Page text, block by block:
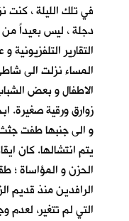
في تلك الليلة ، كنت
دجلة ، ليس بعيداً
التقارير التلفزيونية
المساء نزلت الى
الاطفال و بعض
زوارق ورقية صغيرة.
و الى جنبها طفت جثث
يتم انتشالها. كان
الحزن و المؤاساة ؛
الرافدين منذ قديم
التي لم تتغير، لعدم